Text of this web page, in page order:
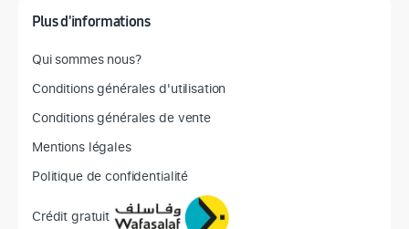
Plus d'informations
Qui sommes nous?
Conditions générales d'utilisation
Conditions générales de vente
Mentions légales
Politique de confidentialité
Crédit gratuit